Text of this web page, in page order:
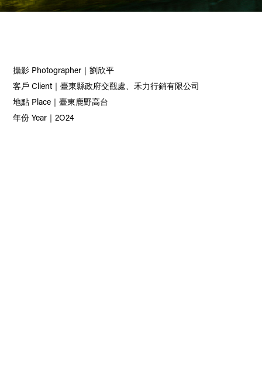
攝影 Photographer｜劉欣平
客戶 Client｜臺東縣政府交觀處、禾力行銷有限公司
地點 Place｜臺東鹿野高台
年份 Year｜2O24